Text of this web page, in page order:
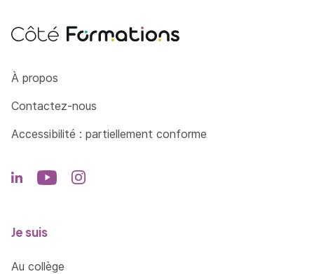
Côté Formations
À propos
Contactez-nous
Accessibilité : partiellement conforme
Je suis
Au collège